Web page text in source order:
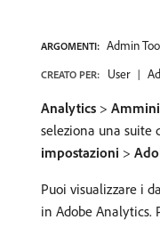
ARGOMENTI: Admin
CREATO PER: User
Analytics >
seleziona una suite
impostazioni >
Puoi visualizzare i
in Adobe Analytics.